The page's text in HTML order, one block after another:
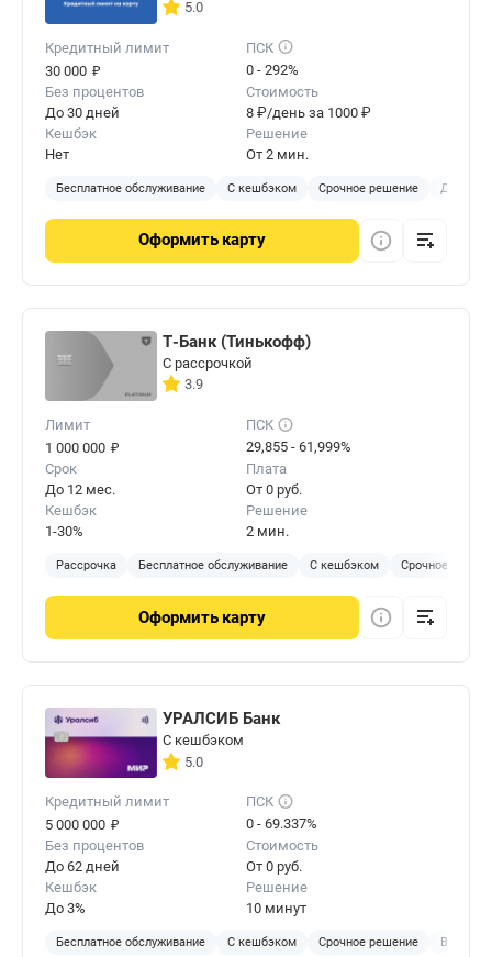
5.0
Кредитный лимит
30 000 ₽
ПСК
0 - 292%
Без процентов
До 30 дней
Стоимость
8 ₽/день за 1000 ₽
Кешбэк
Нет
Решение
От 2 мин.
Бесплатное обслуживание С кешбэком Срочное решение
Оформить карту
Т-Банк (Тинькофф)
С рассрочкой
3.9
Лимит
1 000 000 ₽
ПСК
29,855 - 61,999%
Срок
До 12 мес.
Плата
От 0 руб.
Кешбэк
1-30%
Решение
2 мин.
Рассрочка Бесплатное обслуживание С кешбэком Срочное
Оформить карту
УРАЛСИБ Банк
С кешбэком
5.0
Кредитный лимит
5 000 000 ₽
ПСК
0 - 69.337%
Без процентов
До 62 дней
Стоимость
От 0 руб.
Кешбэк
До 3%
Решение
10 минут
Бесплатное обслуживание С кешбэком Срочное решение В